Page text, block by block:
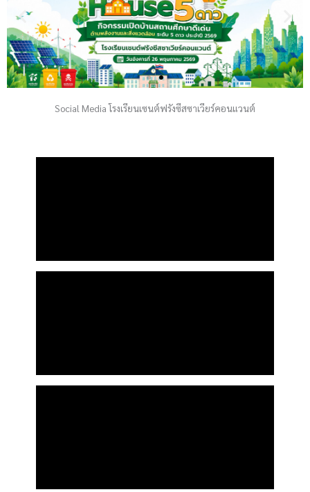
Social Media โรงเรียนเซนต์ฟรังซีสซาเวียร์คอนแวนต์